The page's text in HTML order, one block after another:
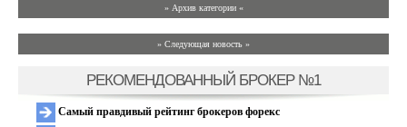
» Архив категории «
» Следующая новость »
РЕКОМЕНДОВАННЫЙ БРОКЕР №1
Самый правдивый рейтинг брокеров форекс